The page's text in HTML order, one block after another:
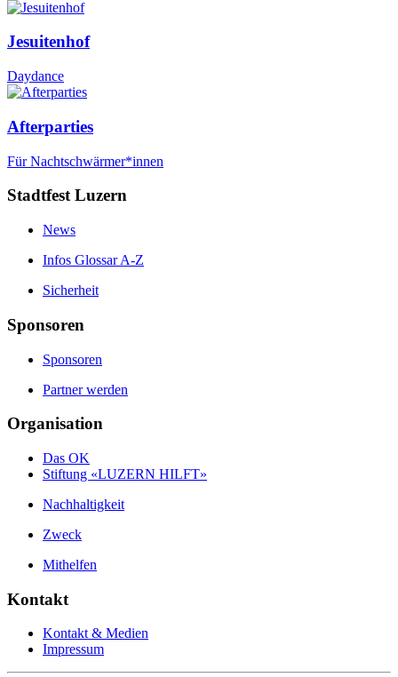
Jesuitenhof
Daydance
Afterparties
Für Nachtschwärmer*innen
Stadtfest Luzern
News
Infos Glossar A-Z
Sicherheit
Sponsoren
Sponsoren
Partner werden
Organisation
Das OK
Stiftung «LUZERN HILFT»
Nachhaltigkeit
Zweck
Mithelfen
Kontakt
Kontakt & Medien
Impressum